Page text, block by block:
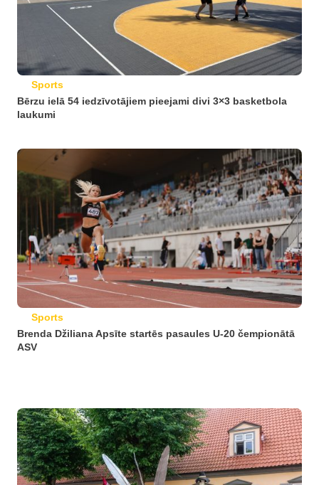
Sports
Bērzu ielā 54 iedzīvotājiem pieejami divi 3×3 basketbola
laukumi
Sports
Brenda Džiliana Apsīte startēs pasaules U-20 čempionātā
ASV